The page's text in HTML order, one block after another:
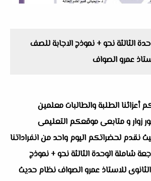
الثالثة نحو + نموذج الاجابة للصف
عمرو الصواف
أعزائنا الطلبة والطالبات معلمين
زوار و متابعى موقعكم التعليمى
نقدم لحضراتكم اليوم واحد من انفراداتنا
شاملة الوحدة الثالثة نحو + نموذج
الثانوى للاستاذ عمرو الصواف نظام حديث